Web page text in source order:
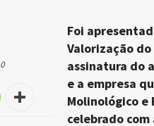
0
Foi
Valorização do
assinatura do
e a empresa
Molinológico
celebrado com